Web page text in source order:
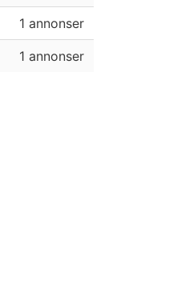
1 annonser
1 annonser